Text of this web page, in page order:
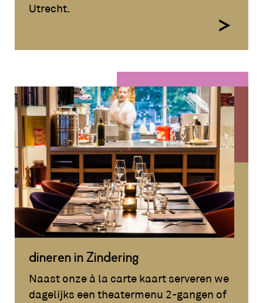
Utrecht.
dineren in Zindering
Naast onze à la carte kaart serveren we
dagelijks een theatermenu 2-gangen of